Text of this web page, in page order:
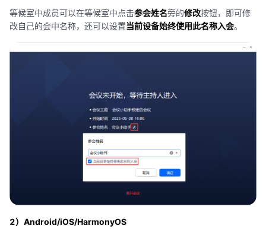
等候室中成员可以在等候室中点击参会姓名旁的修改按钮，即可修
改自己的会中名称，还可以设置当前设备始终使用此名称入会。
2）Android/iOS/HarmonyOS